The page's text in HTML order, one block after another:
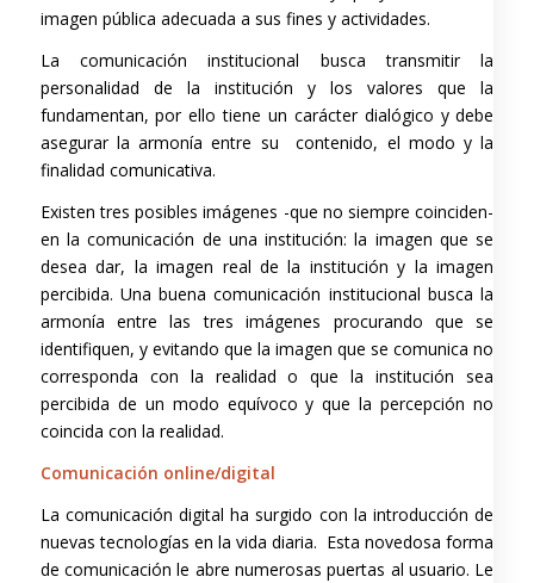
imagen pública adecuada a sus fines y actividades.
La comunicación institucional busca transmitir la
personalidad de la institución y los valores que la
fundamentan, por ello tiene un carácter dialógico y debe
asegurar la armonía entre su contenido, el modo y la
finalidad comunicativa.
Existen tres posibles imágenes -que no siempre coinciden-
en la comunicación de una institución: la imagen que se
desea dar, la imagen real de la institución y la imagen
percibida. Una buena comunicación institucional busca la
armonía entre las tres imágenes procurando que se
identifiquen, y evitando que la imagen que se comunica no
corresponda con la realidad o que la institución sea
percibida de un modo equívoco y que la percepción no
coincida con la realidad.
Comunicación online/digital
La comunicación digital ha surgido con la introducción de
nuevas tecnologías en la vida diaria. Esta novedosa forma
de comunicación le abre numerosas puertas al usuario. Le